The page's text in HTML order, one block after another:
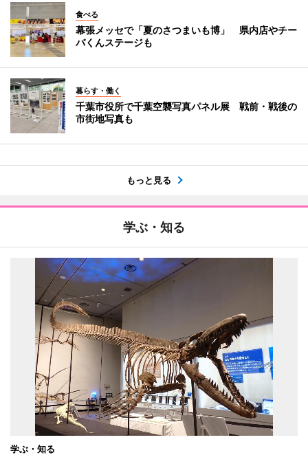
食べる
幕張メッセで「夏のさつまいも博」 県内店やチー
バくんステージも
暮らす・働く
千葉市役所で千葉空襲写真パネル展 戦前・戦後の
市街地写真も
もっと見る
学ぶ・知る
学ぶ・知る